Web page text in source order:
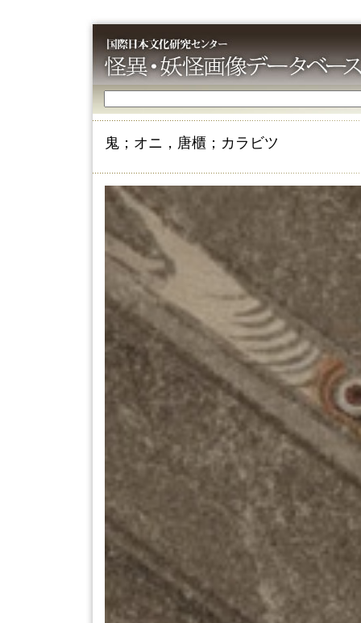
鬼；オニ，唐櫃；カラビツ